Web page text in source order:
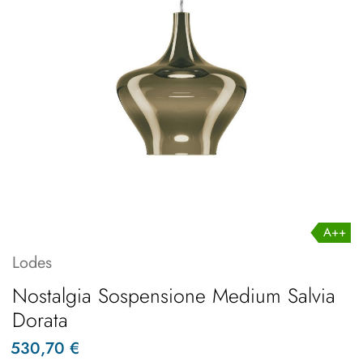
A++
Lodes
Nostalgia Sospensione Medium Salvia
Dorata
530,70 €